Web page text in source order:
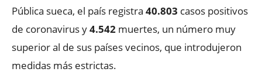
Pública sueca, el país registra 40.803 casos positivos
de coronavirus y4.542 muertes, un número muy
superior al de sus países vecinos, que introdujeron
medidas más estrictas.